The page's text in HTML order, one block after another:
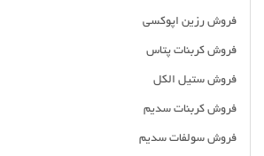
فروش رزین اپوکسی
فروش کربنات پتاس
فروش ستیل الکل
فروش کربنات سدیم
فروش سولفات سدیم